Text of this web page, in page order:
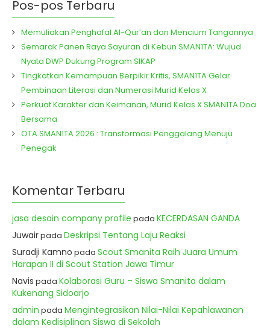
Pos-pos Terbaru
Memuliakan Penghafal Al-Qur’an dan Mencium Tangannya
Semarak Panen Raya Sayuran di Kebun SMAN1TA: Wujud
Nyata DWP Dukung Program SIKAP
Tingkatkan Kemampuan Berpikir Kritis, SMAN1TA Gelar
Pembinaan Literasi dan Numerasi Murid Kelas X
Perkuat Karakter dan Keimanan, Murid Kelas X SMAN1TA Doa
Bersama
OTA SMAN1TA 2026 : Transformasi Penggalang Menuju
Penegak
Komentar Terbaru
jasa desain company profile pada KECERDASAN GANDA
Juwairpada Deskripsi Tentang Laju Reaksi
Suradji Kamno pada Scout Smanita Raih Juara Umum
Harapan II di Scout Station Jawa Timur
Navis pada Kolaborasi Guru – Siswa Smanita dalam
Kukenang Sidoarjo
admin pada Mengintegrasikan Nilai-Nilai Kepahlawanan
dalam Kedisiplinan Siswa di Sekolah